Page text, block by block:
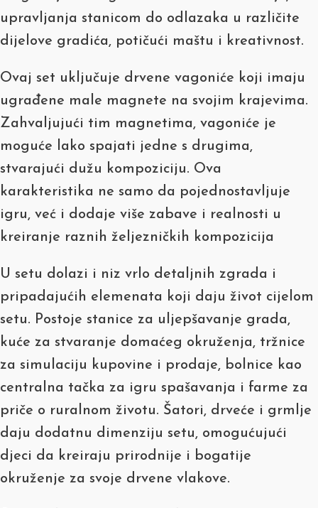
upravljanja stanicom do odlazaka u različite
dijelove gradića, potičući maštu i kreativnost.
Ovaj set uključuje drvene vagoniće koji imaju
ugrađene male magnete na svojim krajevima.
Zahvaljujući tim magnetima, vagoniće je
moguće lako spajati jedne s drugima,
stvarajući dužu kompoziciju. Ova
karakteristika ne samo da pojednostavljuje
igru, već i dodaje više zabave i realnosti u
kreiranje raznih željezničkih kompozicija
U setu dolazi i niz vrlo detaljnih zgrada i
pripadajućih elemenata koji daju život cijelom
setu. Postoje stanice za uljepšavanje grada,
kuće za stvaranje domaćeg okruženja, tržnice
za simulaciju kupovine i prodaje, bolnice kao
centralna tačka za igru spašavanja i farme za
priče o ruralnom životu. Šatori, drveće i grmlje
daju dodatnu dimenziju setu, omogućujući
djeci da kreiraju prirodnije i bogatije
okruženje za svoje drvene vlakove.